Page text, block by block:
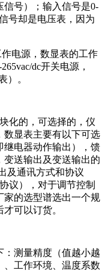
信号）；输入信号是0-
号却是电压表，因为
电源，数显表的工作
dc开关电源，
）。
化的，可选择的，仪
数显表主要有以下可选
继电器动作输出），馈
变送输出及变送输出的
及通讯方式和协议
议），对于调节控制
家的选型谱选出一个规
可以订货。
测量精度（值越小越
工作环境、温度系数